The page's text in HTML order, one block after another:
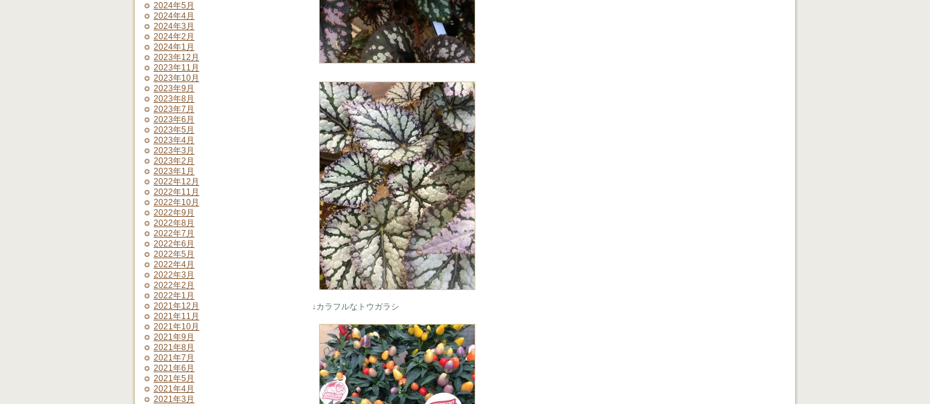
2024年5月
2024年4月
2024年3月
2024年2月
2024年1月
2023年12月
2023年11月
2023年10月
2023年9月
2023年8月
2023年7月
2023年6月
2023年5月
2023年4月
2023年3月
2023年2月
2023年1月
2022年12月
2022年11月
2022年10月
2022年9月
2022年8月
2022年7月
2022年6月
2022年5月
2022年4月
2022年3月
2022年2月
2022年1月
2021年12月
2021年11月
2021年10月
2021年9月
2021年8月
2021年7月
2021年6月
2021年5月
2021年4月
2021年3月
↓カラフルなトウガラシ